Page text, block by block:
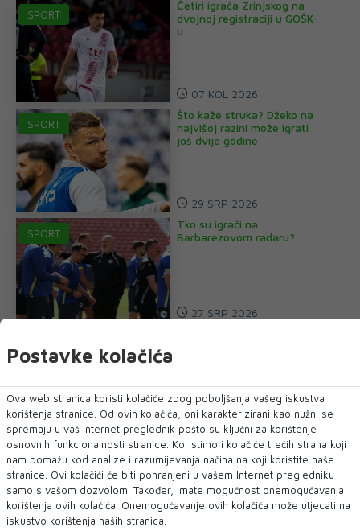
SPORT
Četiri igrača Zrinjskog na
dvojnoj registraciji u GOŠK-
u
07 KOL 2026
SPORT
Što kaže struka? Džeko na
najvišoj razini može igrati
još dvije godine
29 SRP 2026
SPORT
Tko su igrači na
Barbarezovom radaru?
27 SRP 2026
Postavke kolačića
Ova web stranica koristi kolačiće zbog poboljšanja vašeg iskustva
korištenja stranice. Od ovih kolačića, oni karakterizirani kao nužni se
spremaju u vaš Internet preglednik pošto su ključni za korištenje
osnovnih funkcionalnosti stranice. Koristimo i kolačiće trećih strana koji
nam pomažu kod analize i razumijevanja načina na koji koristite naše
stranice. Ovi kolačići će biti pohranjeni u vašem Internet pregledniku
samo s vašom dozvolom. Također, imate mogućnost onemogućavanja
korištenja ovih kolačića. Onemogućavanje ovih kolačića može utjecati na
iskustvo korištenja naših stranica.